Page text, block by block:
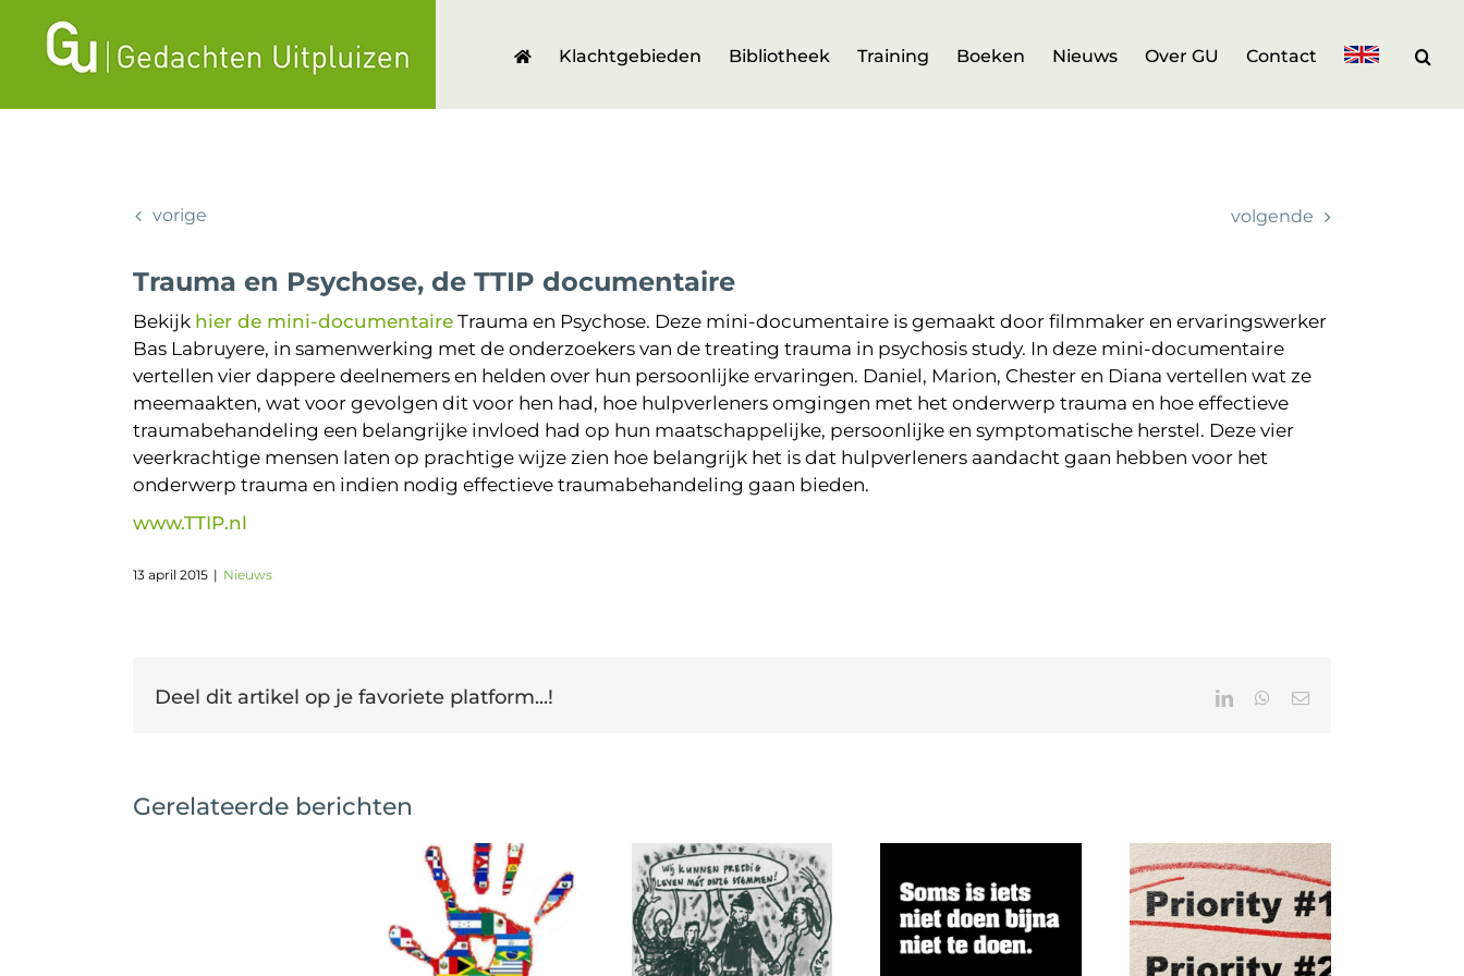
inhoud
Klachtgebieden Bibliotheek Training Boeken Nieuws Over GU Contact
vorige volgende
Trauma en Psychose, de TTIP documentaire
Bekijk hier de mini-documentaire Trauma en Psychose. Deze mini-documentaire is gemaakt door filmmaker en ervaringswerker
Bas Labruyere, in samenwerking met de onderzoekers van de treating trauma in psychosis study. In deze mini-documentaire
vertellen vier dappere deelnemers en helden over hun persoonlijke ervaringen. Daniel, Marion, Chester en Diana vertellen wat ze
meemaakten, wat voor gevolgen dit voor hen had, hoe hulpverleners omgingen met het onderwerp trauma en hoe effectieve
traumabehandeling een belangrijke invloed had op hun maatschappelijke, persoonlijke en symptomatische herstel. Deze vier
veerkrachtige mensen laten op prachtige wijze zien hoe belangrijk het is dat hulpverleners aandacht gaan hebben voor het
onderwerp trauma en indien nodig effectieve traumabehandeling gaan bieden.
www.TTIP.nl
13 april 2015 | Nieuws
Deel dit artikel op je favoriete platform...! LinkedInWhatsApp
E-
Gerelateerde berichten